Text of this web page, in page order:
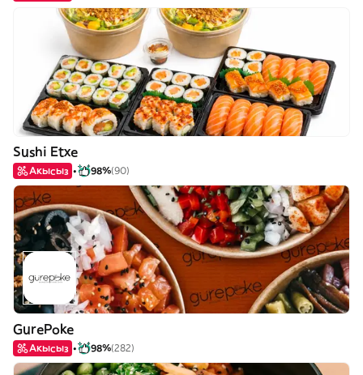
Sushi Etxe
Акысыз 98%(90)
GurePoke
Акысыз 98%(282)